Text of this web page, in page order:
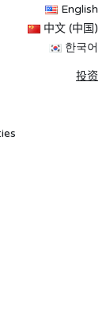
English
中文 (中国)
한국어
投资